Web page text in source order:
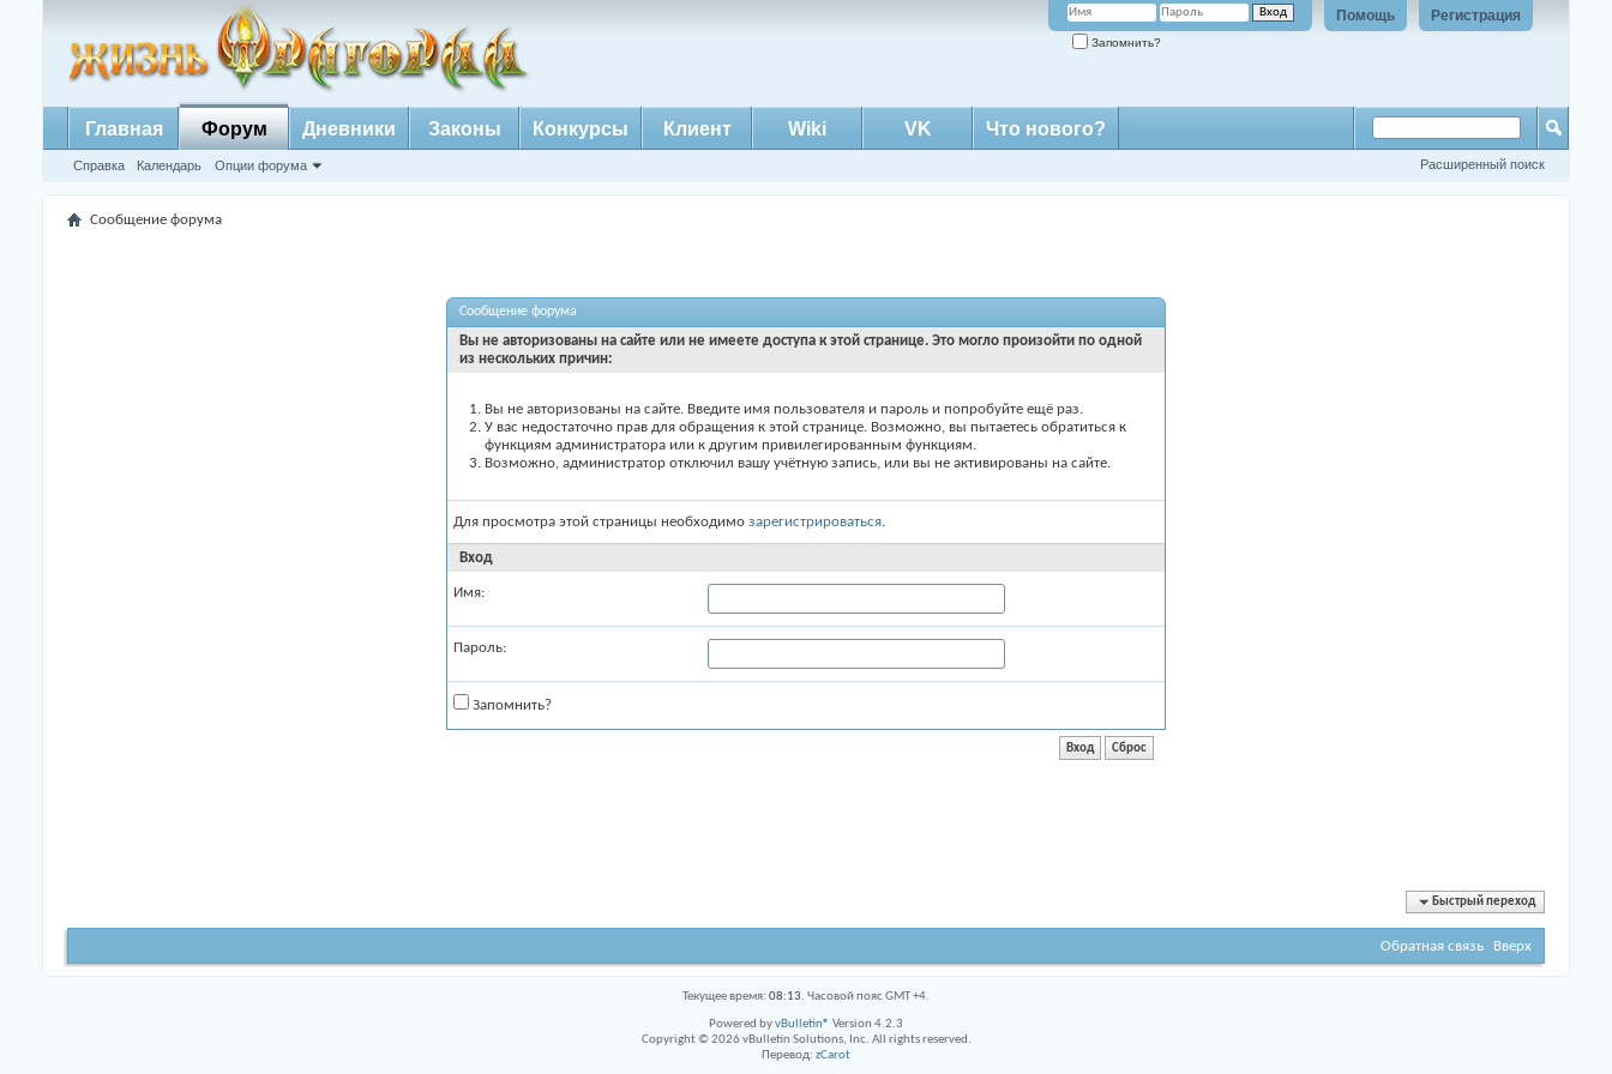
Регистрация
Помощь
Запомнить?
Главная Форум
Справка Календарь Опции форума
Дневники Законы Конкурсы Клиент Wiki VK Что нового?
Расширенный поиск
Сообщение форума
Сообщение форума
Вы не авторизованы на сайте или не имеете доступа к этой странице. Это могло произойти по одной
из нескольких причин:
Вы не авторизованы на сайте. Введите имя пользователя и пароль и попробуйте ещё раз.
У вас недостаточно прав для обращения к этой странице. Возможно, вы пытаетесь обратиться к
функциям администратора или к другим привилегированным функциям.
Возможно, администратор отключил вашу учётную запись, или вы не активированы на сайте.
Для просмотра этой страницы необходимо зарегистрироваться.
Вход
Имя:
Пароль:
Запомнить?
Быстрый переход
Обратная связь Вверх
Текущее время: 08:13. Часовой пояс GMT +4.
Powered byvBulletin® Version 4.2.3
Copyright © 2026 vBulletin Solutions, Inc. All rights reserved.
Перевод: zCarot